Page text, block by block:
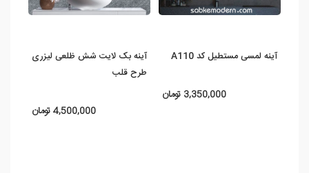
آینه لمسی مستطیل کد A110
3,350,000 تومان
آینه بک لایت شش ظلعی لیزری
طرح قلب
4,500,000 تومان